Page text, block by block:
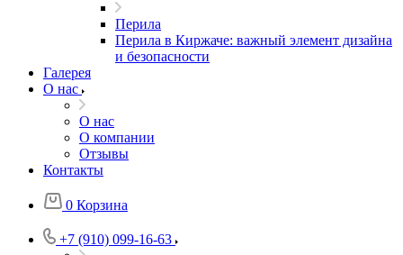
Перила
Перила в Киржаче: важный элемент дизайна
и безопасности
Галерея
О нас
О нас
О компании
Отзывы
Контакты
0 Корзина
+7 (910) 099-16-63